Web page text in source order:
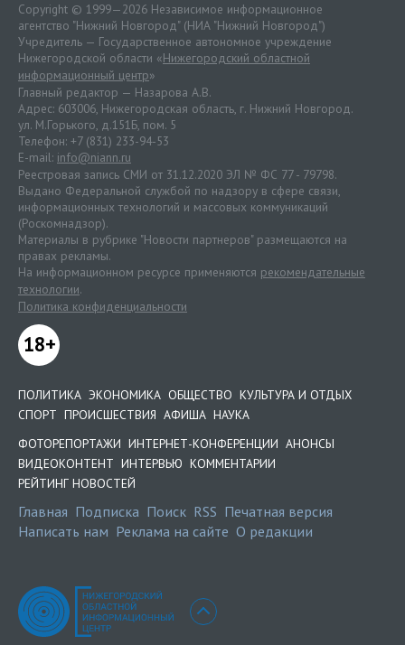
Copyright © 1999—2026 Независимое информационное
агентство "Нижний Новгород" (НИА "Нижний Новгород")
Учредитель — Государственное автономное учреждение
Нижегородской области «Нижегородский областной
информационный центр»
Главный редактор — Назарова А.В.
Адрес: 603006, Нижегородская область, г. Нижний Новгород.
ул. М.Горького, д.151Б, пом. 5
Телефон: +7 (831) 233-94-53
E-mail: info@niann.ru
Реестровая запись СМИ от 31.12.2020 ЭЛ № ФС 77 - 79798.
Выдано Федеральной службой по надзору в сфере связи,
информационных технологий и массовых коммуникаций
(Роскомнадзор).
Материалы в рубрике "Новости партнеров" размещаются на
правах рекламы.
На информационном ресурсе применяются рекомендательные
технологии.
Политика конфиденциальности
18+
ПОЛИТИКА ЭКОНОМИКА ОБЩЕСТВО КУЛЬТУРА И ОТДЫХ
СПОРТ ПРОИСШЕСТВИЯ АФИША НАУКА
ФОТОРЕПОРТАЖИ ИНТЕРНЕТ-КОНФЕРЕНЦИИ АНОНСЫ
ВИДЕОКОНТЕНТ ИНТЕРВЬЮ КОММЕНТАРИИ
РЕЙТИНГ НОВОСТЕЙ
Главная Подписка Поиск RSS Печатная версия
Написать нам Реклама на сайте О редакции